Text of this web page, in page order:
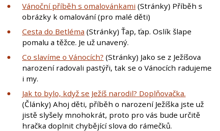
Vánoční příběh s omalovánkami (Stránky) Příběh s
obrázky k omalování (pro malé děti)
Cesta do Betléma (Stránky) Ťap, ťap. Oslík šlape
pomalu a těžce. Je už unavený.
Co slavíme o Vánocích? (Stránky) Jako se z Ježíšova
narození radovali pastýři, tak se o Vánocích radujeme
i my.
Jak to bylo, když se Ježíš narodil? Doplňovačka.
(Články) Ahoj děti, příběh o narození Ježíška jste už
jistě slyšely mnohokrát, proto pro vás bude určitě
hračka doplnit chybějící slova do rámečků.